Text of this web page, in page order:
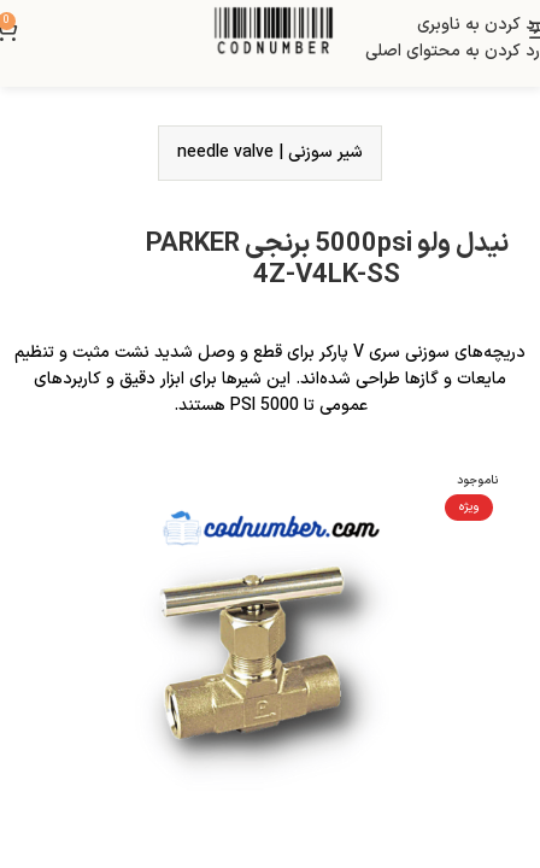
رد کردن به ناوبری
رد کردن به محتوای اصلی
0
شیر سوزنی | needle valve
نیدل ولو 5000psi برنجی PARKER
4Z-V4LK-SS
دریچه‌های سوزنی سری V پارکر برای قطع و وصل شدید نشت مثبت و تنظیم
مایعات و گازها طراحی شده‌اند. این شیرها برای ابزار دقیق و کاربردهای
عمومی تا 5000 PSI هستند.
ناموجود
ویژه